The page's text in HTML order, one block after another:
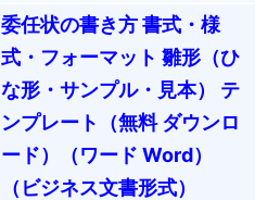
委任状の書き方 書式・様
式・フォーマット 雛形（ひ
な形・サンプル・見本） テ
ンプレート（無料 ダウンロ
ード）（ワード Word）
（ビジネス文書形式）